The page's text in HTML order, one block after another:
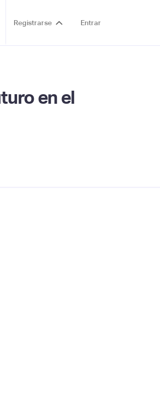
Registrarse Entrar
en el